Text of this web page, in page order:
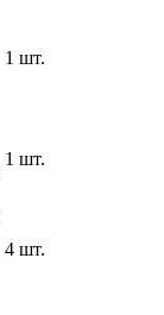
1 шт.
1 шт.
4 шт.